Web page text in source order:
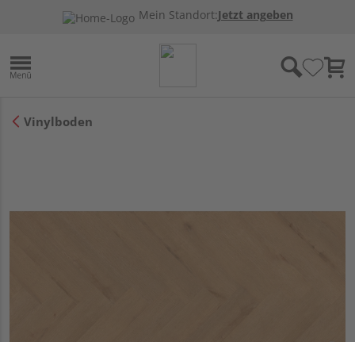
Mein Standort:Jetzt angeben
Vinylboden